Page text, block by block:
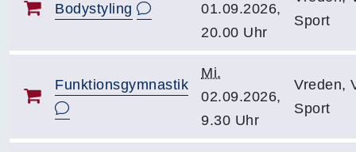
Bodystyling
01.09.2026,
20.00 Uhr
Sport
Funktionsgymnastik
Mi.
02.09.2026,
9.30 Uhr
Vreden,
Sport